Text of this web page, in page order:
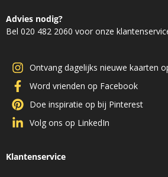
Advies nodig?
Bel 020 482 2060 voor onze
Ontvang dagelijks nieuwe kaarten
Word vrienden op Facebook
Doe inspiratie op bij Pinterest
Volg ons op LinkedIn
Klantenservice